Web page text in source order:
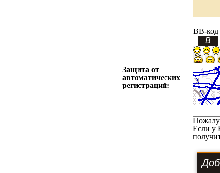
BB-код
Защита от
автоматических
регистраций:
Если у